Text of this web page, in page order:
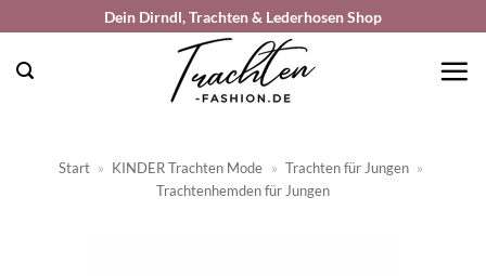
springen
Dein Dirndl, Trachten & Lederhosen Shop
Start » KINDER Trachten Mode » Trachten für Jungen »
Trachtenhemden für Jungen